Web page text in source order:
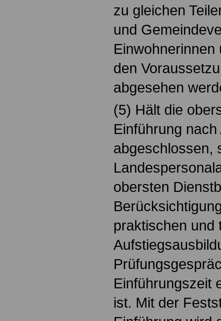
zu gleichen
und
den
abgesehen
(5) Hält die
Einführung
abgeschlossen,
obersten
praktischen und
Einführungszeit
ist. Mit der